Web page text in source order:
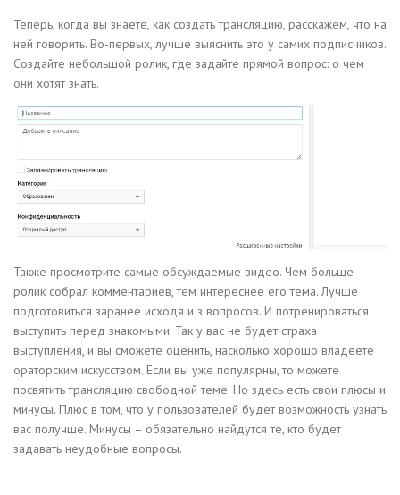
Теперь, когда вы знаете, как создать трансляцию, расскажем, что на
ней говорить. Во-первых, лучше выяснить это у самих подписчиков.
Создайте небольшой ролик, где задайте прямой вопрос: о чем
они хотят знать.
Также просмотрите самые обсуждаемые видео. Чем больше
ролик собрал комментариев, тем интереснее его тема. Лучше
подготовиться заранее исходя и з вопросов. И потренироваться
выступить перед знакомыми. Так у вас не будет страха
выступления, и вы сможете оценить, насколько хорошо владеете
ораторским искусством. Если вы уже популярны, то можете
посвятить трансляцию свободной теме. Но здесь есть свои плюсы и
минусы. Плюс в том, что у пользователей будет возможность узнать
вас получше. Минусы – обязательно найдутся те, кто будет
задавать неудобные вопросы.